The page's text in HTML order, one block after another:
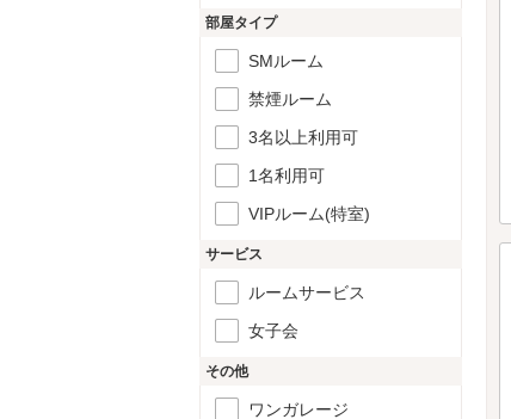
部屋タイプ
SMルーム
禁煙ルーム
3名以上利用可
1名利用可
VIPルーム(特室)
サービス
ルームサービス
女子会
その他
ワンガレージ